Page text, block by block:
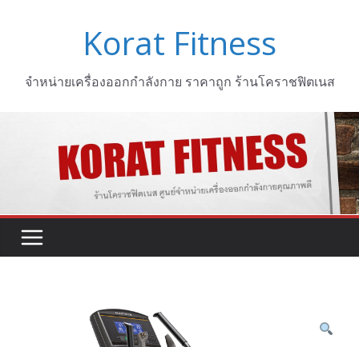
Korat Fitness
จำหน่ายเครื่องออกกำลังกาย ราคาถูก ร้านโคราชฟิตเนส